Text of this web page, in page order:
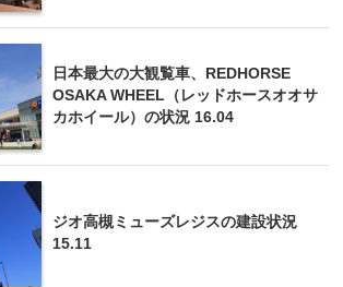
日本最大の大観覧車、REDHORSE
OSAKA WHEEL（レッドホースオオサ
カホイール）の状況 16.04
ジオ高槻ミューズレジスの建設状況
15.11